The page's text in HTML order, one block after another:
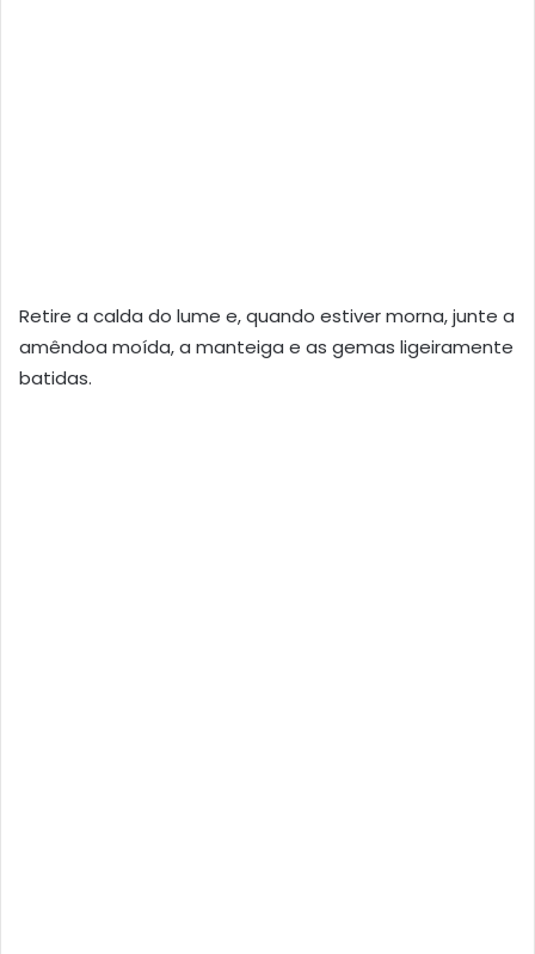
Retire a calda do lume e, quando estiver morna, junte a
amêndoa moída, a manteiga e as gemas ligeiramente
batidas.